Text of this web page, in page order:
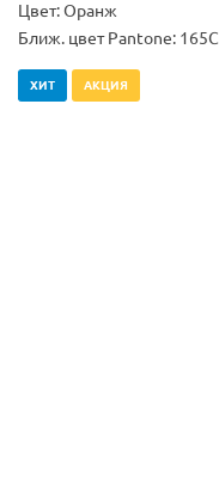
Цвет: Оранж
Ближ. цвет Pantone: 165C
ХИТ АКЦИЯ